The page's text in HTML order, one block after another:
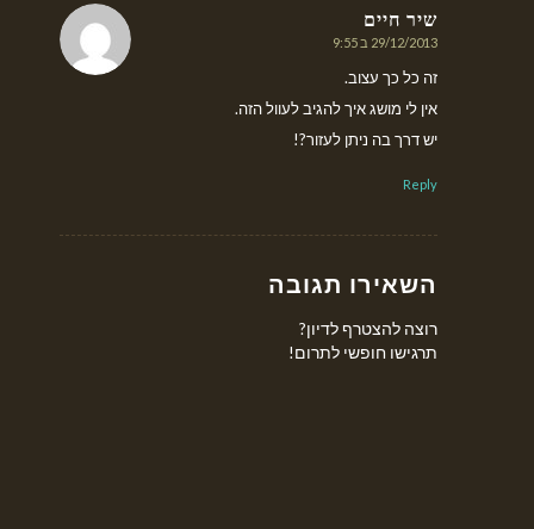
שיר חיים
אומר:
29/12/2013 ב 9:55
זה כל כך עצוב.
אין לי מושג איך להגיב לעוול הזה.
יש דרך בה ניתן לעזור?!
Reply
השאירו תגובה
רוצה להצטרף לדיון?
תרגישו חופשי לתרום!